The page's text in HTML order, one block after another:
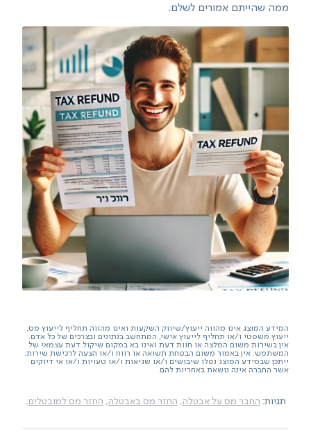
ממה שהייתם אמורים לשלם.
המידע המוצג אינו מהווה ייעוץ/שיווק השקעות ואינו מהווה תחליף לייעוץ מס,
ייעוץ משפטי ו/או תחליף לייעוץ אישי, המתחשב בנתונים ובצרכים של כל אדם.
אין בשירות משום המלצה או חוות דעת ואינו בא במקום שיקול דעת עצמאי של
המשתמש. אין באמור משום הבטחת תשואה או רווח ו/או הצעה לרכישת שירות.
ייתכן שבמידע המוצג נפלו שיבושים ו/או שגיאות ו/או טעויות ו/או אי דיוקים
אשר החברה אינה נושאת באחריות להם.
תגיות: החבר מס על אבטלה, החזר מס באבטלה, החזר מס למובטלים,